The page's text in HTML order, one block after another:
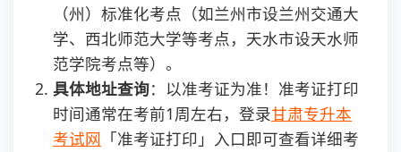
（州）标准化考点（如兰州市设兰州交通大
学、西北师范大学等考点，天水市设天水师
范学院考点等）。
具体地址查询：以准考证为准！准考证打印
时间通常在考前1周左右，登录甘肃专升本
考试网 「准考证打印」入口即可查看详细考